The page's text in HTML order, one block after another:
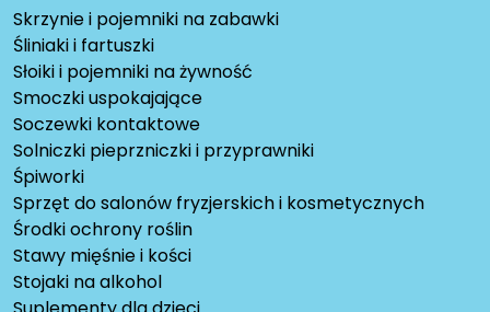
Skrzynie i pojemniki na zabawki
Śliniaki i fartuszki
Słoiki i pojemniki na żywność
Smoczki uspokajające
Soczewki kontaktowe
Solniczki pieprzniczki i przyprawniki
Śpiworki
Sprzęt do salonów fryzjerskich i kosmetycznych
Środki ochrony roślin
Stawy mięśnie i kości
Stojaki na alkohol